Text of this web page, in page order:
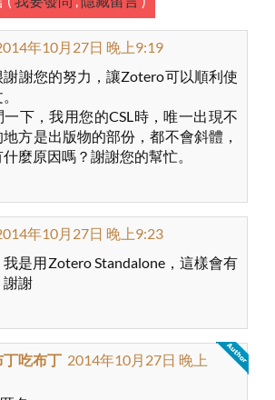
年10月27日 晚上9:19
謝謝您的努力，讓Zotero可以順利使
一下，我用您的CSL時，唯一出現不
地方是出版物的部份，都不會斜體，
麼原因嗎？謝謝您的幫忙。
年10月27日 晚上9:23
是用Zotero Standalone，這樣會有
謝謝
丁吃布丁 2014年10月27日 晚上